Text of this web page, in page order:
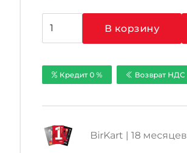
товара
Ezviz
CS-
(A0-
В корзину
Кредит 0 % Возврат НДС
BirKart | 18 месяцев